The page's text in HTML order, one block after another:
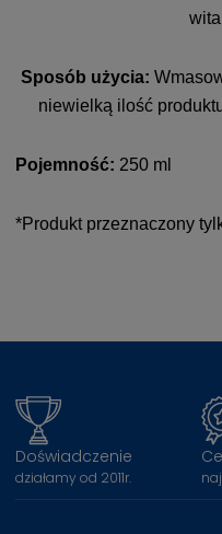
Sposób użycia:
niewielką ilość
Pojemność: 250 ml
*Produkt przeznaczony
Doświadczenie
działamy od 2011r.